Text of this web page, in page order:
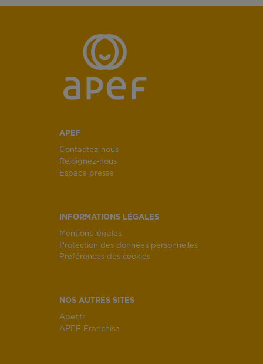
APEF
Contactez-nous
Rejoignez-nous
Espace presse
INFORMATIONS LÉGALES
Mentions légales
Protection des données personnelles
Préférences des cookies
NOS AUTRES SITES
Apef.fr
APEF Franchise